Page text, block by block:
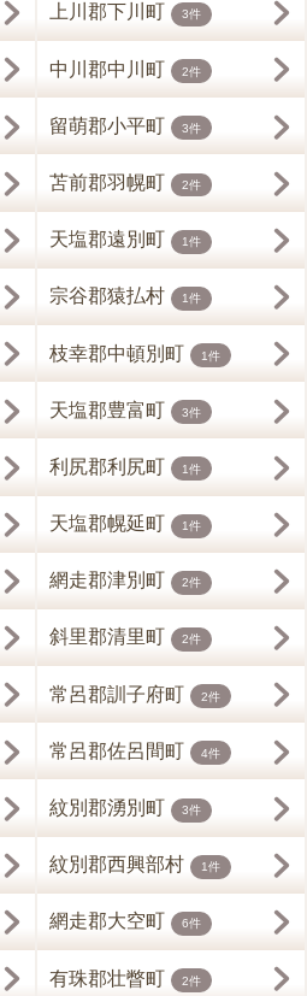
上川郡下川町 3件
中川郡中川町 2件
留萌郡小平町 3件
苫前郡羽幌町 2件
天塩郡遠別町 1件
宗谷郡猿払村 1件
枝幸郡中頓別町 1件
天塩郡豊富町 3件
利尻郡利尻町 1件
天塩郡幌延町 1件
網走郡津別町 2件
斜里郡清里町 2件
常呂郡訓子府町 2件
常呂郡佐呂間町 4件
紋別郡湧別町 3件
紋別郡西興部村 1件
網走郡大空町 6件
有珠郡壮瞥町 2件